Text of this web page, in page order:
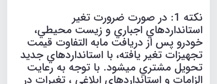
نكته 1: در صورت ضرورت تغیر
استانداردهاي اجباري و زيست محيطي،
خودرو پس از دريافت مابه التفاوت قيمت
تجهيزات تغیر يافته، با استانداردهاي جديد
تحويل مشتري ميشود. با توجه به رعايت
الزامات و استانداردهاي ابلاغي ، تغیرات در